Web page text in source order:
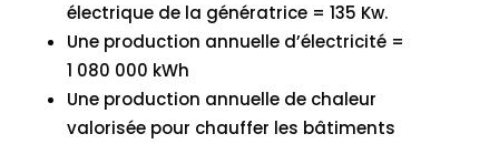
électrique de la génératrice = 135 Kw.
Une production annuelle d’électricité =
1 080 000 kWh
Une production annuelle de chaleur
valorisée pour chauffer les bâtiments